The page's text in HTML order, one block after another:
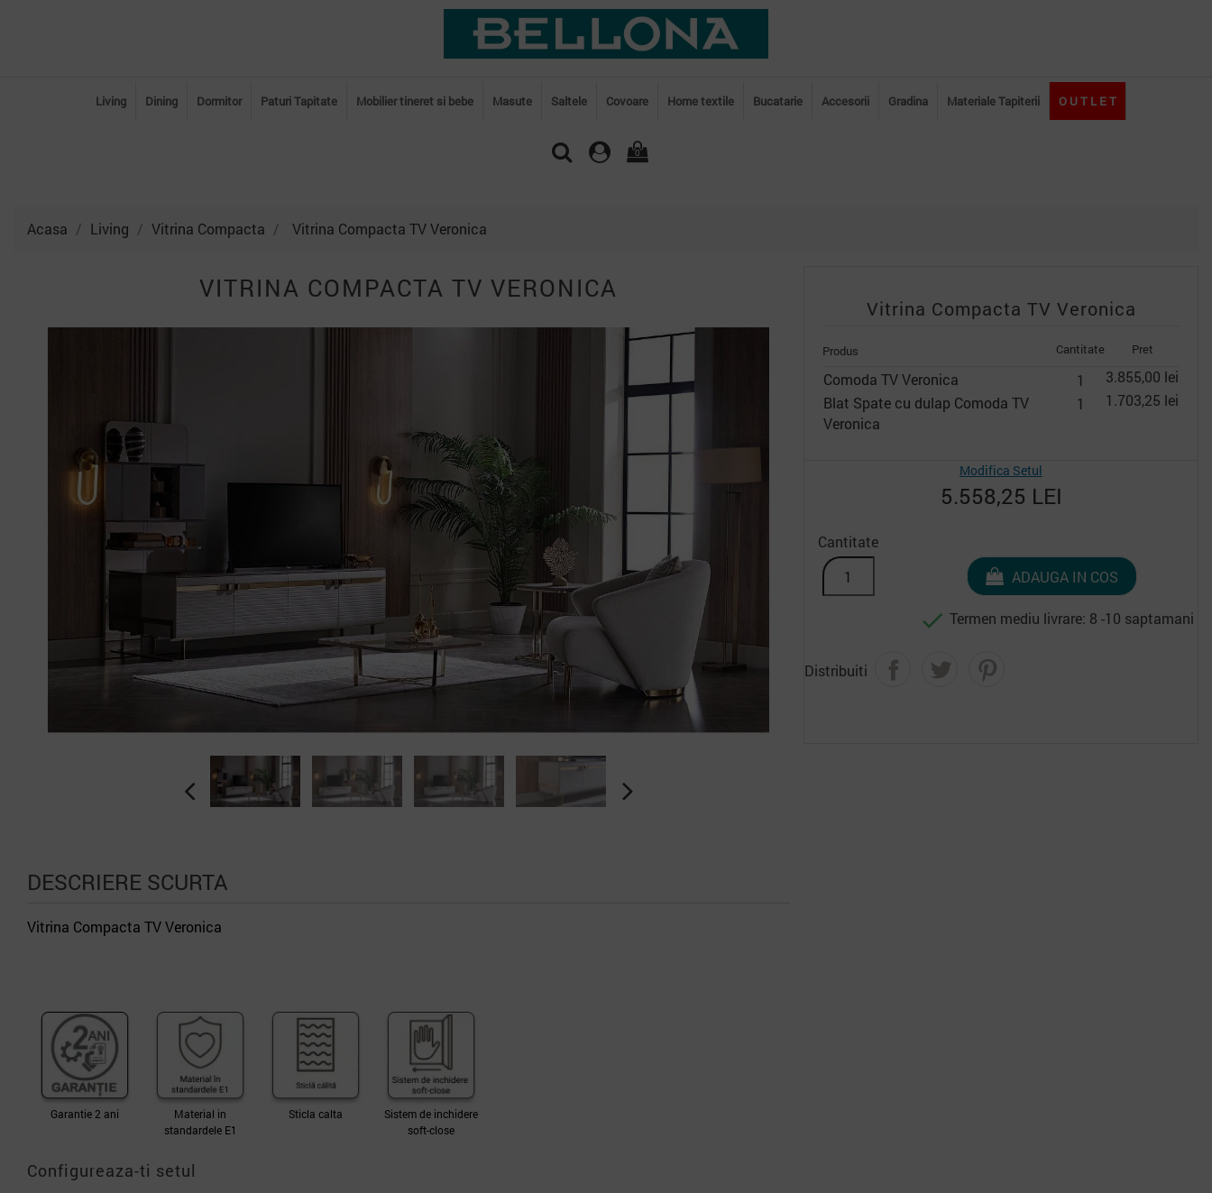
Living Dining Dormitor Paturi Tapitate Mobilier tineret si bebe Masute Saltele Covoare Home textile Bucatarie Accesorii Gradina Materiale Tapiterii O U T L E T
0
Acasa Living Vitrina Compacta Vitrina Compacta TV Veronica
VITRINA COMPACTA TV VERONICA
DESCRIERE SCURTA
Vitrina Compacta TV Veronica
Garantie 2 ani
Material in
standardele E1
Sticla calta
Sistem de inchidere
soft-close
Configureaza-ti setul
Vitrina Compacta TV Veronica
Produs Cantitate Pret
Comoda TV Veronica 1
3.855,00 lei
Blat Spate cu dulap Comoda TV
Veronica
1 1.703,25 lei
Modifica Setul
5.558,25 LEI
Cantitate
ADAUGA IN COS
 Termen mediu livrare: 8 -10 saptamani
Distribuiti